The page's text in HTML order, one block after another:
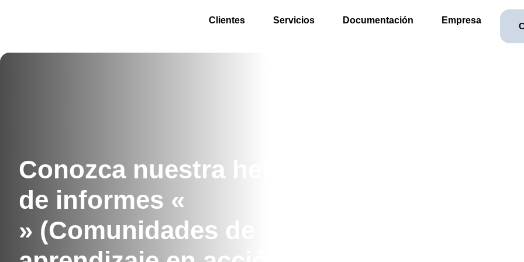
Clientes Servicios Documentación Empresa
Conozca nuestra herramienta
de informes «
» (Comunidades de